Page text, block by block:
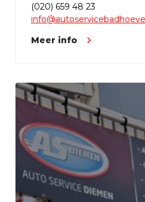
(020) 659 48 23
Meer info